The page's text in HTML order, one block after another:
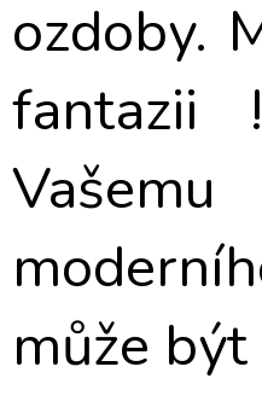
ozdoby.
fantazii
může